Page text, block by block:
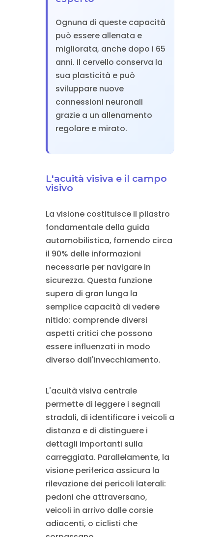
Ognuna di queste capacità
può essere allenata e
migliorata, anche dopo i 65
anni. Il cervello conserva la
sua plasticità e può
sviluppare nuove
connessioni neuronali
grazie a un allenamento
regolare e mirato.
L'acuità visiva e il campo
visivo
La visione costituisce il pilastro
fondamentale della guida
automobilistica, fornendo circa
il 90% delle informazioni
necessarie per navigare in
sicurezza. Questa funzione
supera di gran lunga la
semplice capacità di vedere
nitido: comprende diversi
aspetti critici che possono
essere influenzati in modo
diverso dall'invecchiamento.
L'acuità visiva centrale
permette di leggere i segnali
stradali, di identificare i veicoli a
distanza e di distinguere i
dettagli importanti sulla
carreggiata. Parallelamente, la
visione periferica assicura la
rilevazione dei pericoli laterali:
pedoni che attraversano,
veicoli in arrivo dalle corsie
adiacenti, o ciclisti che